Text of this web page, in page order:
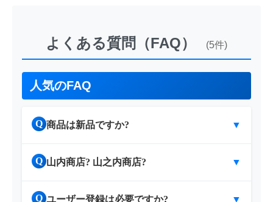
よくある質問（FAQ） (5件)
人気のFAQ
Q 商品は新品ですか? ▼
Q 山内商店? 山之内商店? ▼
Q ユーザー登録は必要ですか? ▼